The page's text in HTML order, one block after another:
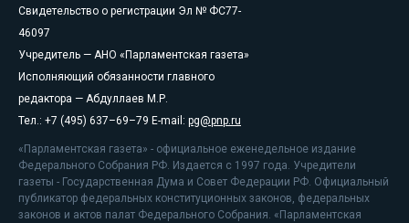
Свидетельство о регистрации Эл № ФС77-
46097
Учредитель — АНО «Парламентская газета»
Исполняющий обязанности главного
редактора — Абдуллаев М.Р.
Тел.: +7 (495) 637–69–79 E-mail: pg@pnp.ru
«Парламентская газета» - официальное еженедельное издание
Федерального Собрания РФ. Издается с 1997 года. Учредители
газеты - Государственная Дума и Совет Федерации РФ. Официальный
публикатор федеральных конституционных законов, федеральных
законов и актов палат Федерального Собрания. «Парламентская